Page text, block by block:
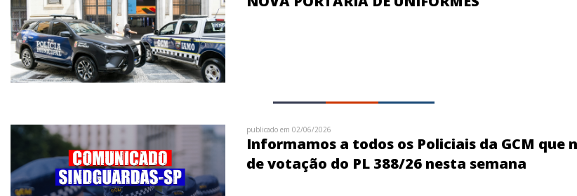
publicado em 02/06/2026
Informamos a todos os Policiais da GCM que
de votação do PL 388/26 nesta semana